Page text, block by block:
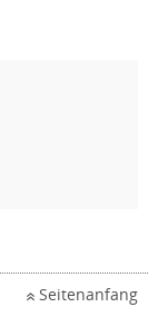
Seitenanfang